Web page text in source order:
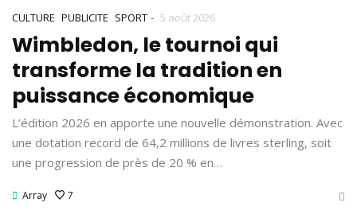
CULTURE PUBLICITE SPORT - 5 août 2026
Wimbledon, le tournoi qui
transforme la tradition en
puissance économique
L’édition 2026 en apporte une nouvelle démonstration. Avec
une dotation record de 64,2 millions de livres sterling, soit
une progression de près de 20 % en…
Array 7